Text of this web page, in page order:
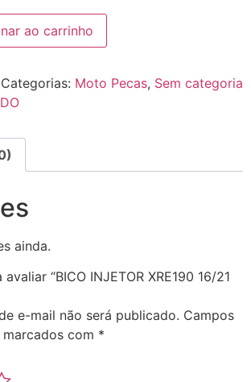
ao carrinho
Categorias: Moto Pecas, Sem categoria
ainda.
“BICO INJETOR XRE190 16/21
e-mail não será publicado. Campos
com *